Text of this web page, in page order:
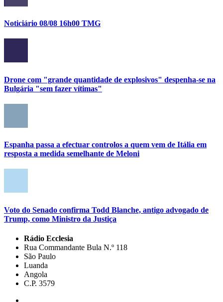
Noticiário 08/08 16h00 TMG
Drone com "grande quantidade de explosivos" despenha-se na
Bulgária "sem fazer vítimas"
Espanha passa a efectuar controlos a quem vem de Itália em
resposta a medida semelhante de Meloni
Voto do Senado confirma Todd Blanche, antigo advogado de
Trump, como Ministro da Justiça
Rádio Ecclesia
Rua Commandante Bula N.º 118
São Paulo
Luanda
Angola
C.P. 3579